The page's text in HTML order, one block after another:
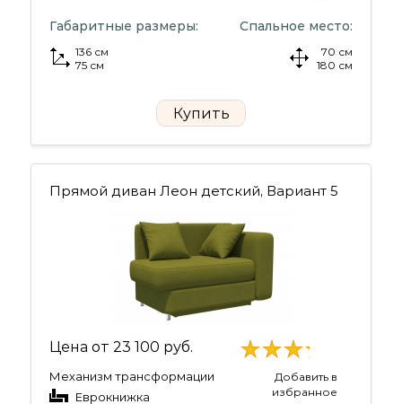
Габаритные размеры:
136 см
75 см
Спальное место:
70 см
180 см
Купить
Прямой диван Леон детский, Вариант 5
Цена от 23 100 руб.
Механизм трансформации
Еврокнижка
Добавить в
избранное